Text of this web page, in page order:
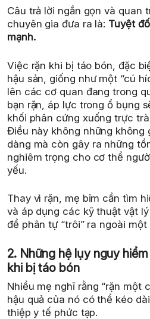
Câu trả lời ngắn gọn và quan
chuyên gia đưa ra là: Tuyệt
mạnh.
Việc rặn khi bị táo bón, đặc
hậu sản, giống như một “cú
lên các cơ quan đang trong
bạn rặn, áp lực trong ổ bụng
khối phân cứng xuống trực
Điều này không những không
dàng mà còn gây ra những
nghiêm trọng cho cơ thể
yếu.
Thay vì rặn, mẹ bỉm cần tìm
và áp dụng các kỹ thuật vật
để phân tự “trôi” ra ngoài
2. Những hệ lụy nguy
khi bị táo bón
Nhiều mẹ nghĩ rằng “rặn một
hậu quả của nó có thể kéo
thiệp y tế phức tạp.